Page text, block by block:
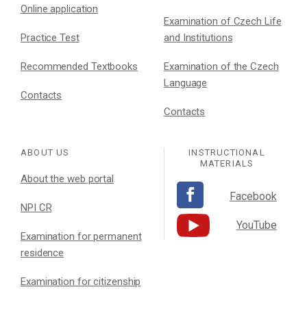
Online application
Practice Test
Recommended Textbooks
Contacts
Examination of Czech Life
and Institutions
Examination of the Czech
Language
Contacts
ABOUT US
About the web portal
NPI CR
Examination for permanent
residence
Examination for citizenship
INSTRUCTIONAL
MATERIALS
Facebook
YouTube